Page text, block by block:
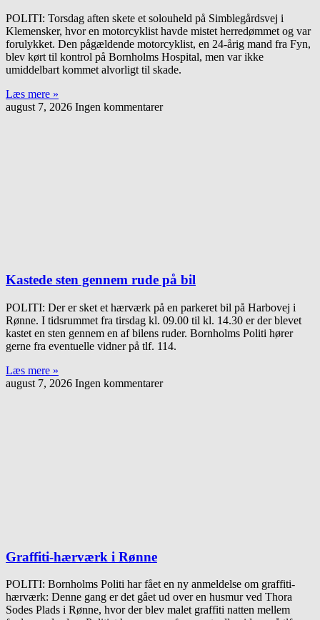
POLITI: Torsdag aften skete et solouheld på Simblegårdsvej i
Klemensker, hvor en motorcyklist havde mistet herredømmet og var
forulykket. Den pågældende motorcyklist, en 24-årig mand fra Fyn,
blev kørt til kontrol på Bornholms Hospital, men var ikke
umiddelbart kommet alvorligt til skade.
Læs mere »
august 7, 2026 Ingen kommentarer
Kastede sten gennem rude på bil
POLITI: Der er sket et hærværk på en parkeret bil på Harbovej i
Rønne. I tidsrummet fra tirsdag kl. 09.00 til kl. 14.30 er der blevet
kastet en sten gennem en af bilens ruder. Bornholms Politi hører
gerne fra eventuelle vidner på tlf. 114.
Læs mere »
august 7, 2026 Ingen kommentarer
Graffiti-hærværk i Rønne
POLITI: Bornholms Politi har fået en ny anmeldelse om graffiti-
hærværk: Denne gang er det gået ud over en husmur ved Thora
Sodes Plads i Rønne, hvor der blev malet graffiti natten mellem